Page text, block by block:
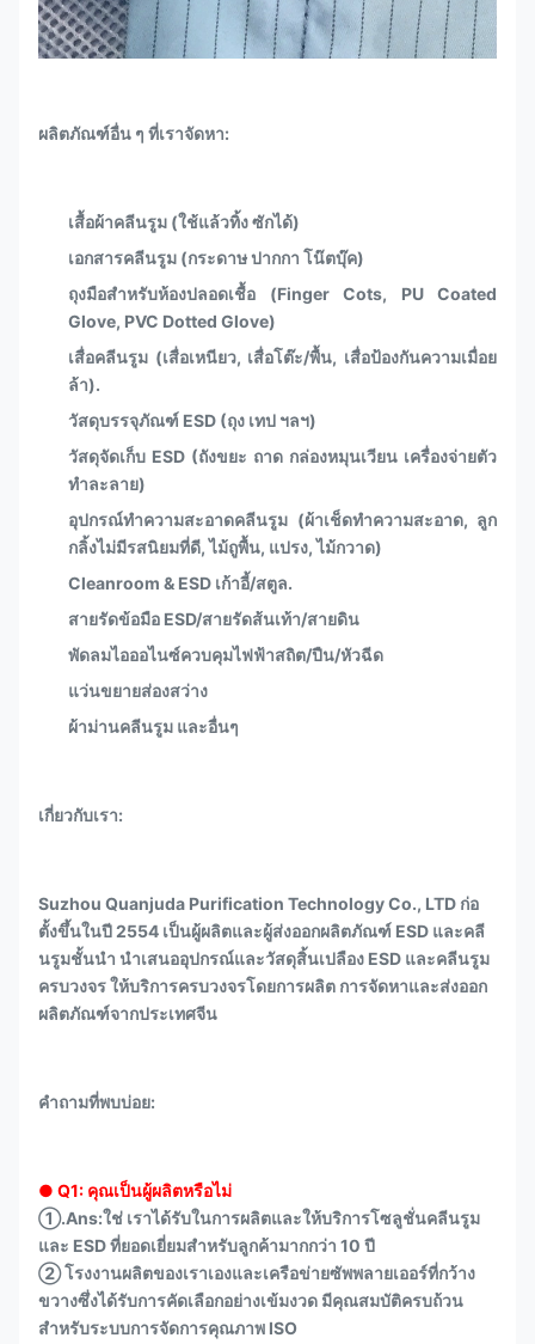
ผลิตภัณฑ์อื่น ๆ ที่เราจัดหา:
เสื้อผ้าคลีนรูม (ใช้แล้วทิ้ง ซักได้)
เอกสารคลีนรูม (กระดาษ ปากกา โน๊ตบุ๊ค)
ถุงมือสำหรับห้องปลอดเชื้อ (Finger Cots, PU Coated
Glove, PVC Dotted Glove)
เสื่อคลีนรูม (เสื่อเหนียว, เสื่อโต๊ะ/พื้น, เสื่อป้องกันความเมื่อย
ล้า).
วัสดุบรรจุภัณฑ์ ESD (ถุง เทป ฯลฯ)
วัสดุจัดเก็บ ESD (ถังขยะ ถาด กล่องหมุนเวียน เครื่องจ่ายตัว
ทำละลาย)
อุปกรณ์ทำความสะอาดคลีนรูม (ผ้าเช็ดทำความสะอาด, ลูก
กลิ้งไม่มีรสนิยมที่ดี, ไม้ถูพื้น, แปรง, ไม้กวาด)
Cleanroom & ESD เก้าอี้/สตูล.
สายรัดข้อมือ ESD/สายรัดส้นเท้า/สายดิน
พัดลมไอออไนซ์ควบคุมไฟฟ้าสถิต/ปืน/หัวฉีด
แว่นขยายส่องสว่าง
ผ้าม่านคลีนรูม และอื่นๆ
เกี่ยวกับเรา:
Suzhou Quanjuda Purification Technology Co., LTD ก่อ
ตั้งขึ้นในปี 2554 เป็นผู้ผลิตและผู้ส่งออกผลิตภัณฑ์ ESD และคลี
นรูมชั้นนำ นำเสนออุปกรณ์และวัสดุสิ้นเปลือง ESD และคลีนรูม
ครบวงจร ให้บริการครบวงจรโดยการผลิต การจัดหาและส่งออก
ผลิตภัณฑ์จากประเทศจีน
คำถามที่พบบ่อย:
● Q1: คุณเป็นผู้ผลิตหรือไม่
①.Ans:ใช่ เราได้รับในการผลิตและให้บริการโซลูชั่นคลีนรูม
และ ESD ที่ยอดเยี่ยมสำหรับลูกค้ามากกว่า 10 ปี
② โรงงานผลิตของเราเองและเครือข่ายซัพพลายเออร์ที่กว้าง
ขวางซึ่งได้รับการคัดเลือกอย่างเข้มงวด มีคุณสมบัติครบถ้วน
สำหรับระบบการจัดการคุณภาพ ISO